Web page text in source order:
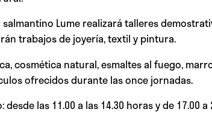
salmantino Lume realizará talleres
trabajos de joyería, textil y pintura.
cosmética natural, esmaltes al fuego,
ofrecidos durante las once jornadas.
desde las 11.00 a las 14.30 horas y de 17.00 a